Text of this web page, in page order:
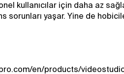
kullanıcılar için daha az
sorunları yaşar. Yine de
en/products/